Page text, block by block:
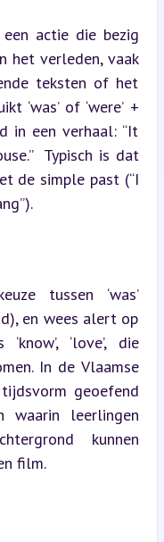
actie die bezig
het verleden, vaak
teksten of het
‘was’ of ‘were’ +
in een verhaal: “It
Typisch is dat
de simple past (“I
tussen ‘was’
en wees alert op
‘love’, die
In de Vlaamse
geoefend
waarin leerlingen
kunnen
film.